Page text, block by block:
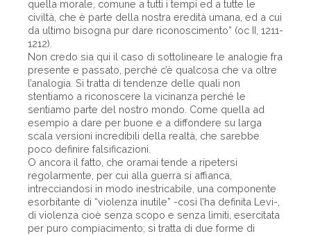
quella morale, comune a tutti i tempi ed a tutte le
civiltà, che è parte della nostra eredità umana, ed a cui
da ultimo bisogna pur dare riconoscimento” (oc II, 1211-
1212).
Non credo sia qui il caso di sottolineare le analogie fra
presente e passato, perché c’è qualcosa che va oltre
l’analogia. Si tratta di tendenze delle quali non
stentiamo a riconoscere la vicinanza perché le
sentiamo parte del nostro mondo. Come quella ad
esempio a dare per buone e a diffondere su larga
scala versioni incredibili della realtà, che sarebbe
poco definire falsificazioni.
O ancora il fatto, che oramai tende a ripetersi
regolarmente, per cui alla guerra si affianca,
intrecciandosi in modo inestricabile, una componente
esorbitante di “violenza inutile” -così l’ha definita Levi-,
di violenza cioè senza scopo e senza limiti, esercitata
per puro compiacimento; si tratta di due forme di